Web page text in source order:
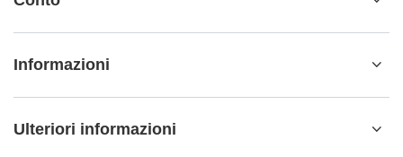
Informazioni
Ulteriori informazioni